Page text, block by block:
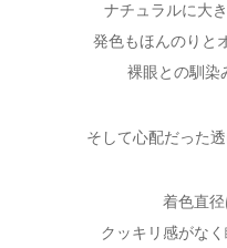
ナチュラルに大
発色もほんのりと
裸眼との馴染
そして心配だった
着色直
クッキリ感がな